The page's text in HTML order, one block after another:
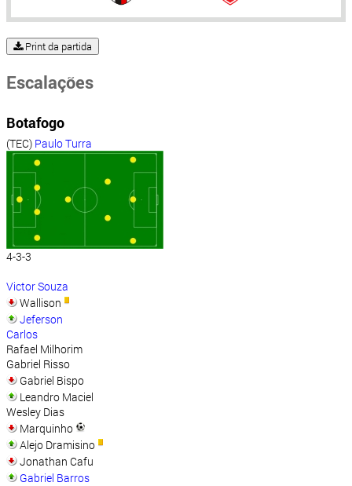
Print da partida
Escalações
Botafogo
(TEC) Paulo Turra
4-3-3
Victor Souza
Wallison
Jeferson
Carlos
Rafael Milhorim
Gabriel Risso
Gabriel Bispo
Leandro Maciel
Wesley Dias
Marquinho
Alejo Dramisino
Jonathan Cafu
Gabriel Barros